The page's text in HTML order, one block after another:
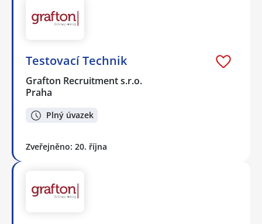
Testovací Technik
Grafton Recruitment s.r.o.
Praha
Plný úvazek
Zveřejněno: 20. října